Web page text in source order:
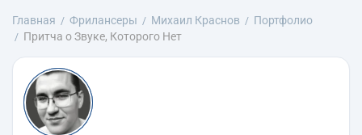
Главная Фрилансеры Михаил Краснов
Портфолио
Притча о Звуке, Которого Нет